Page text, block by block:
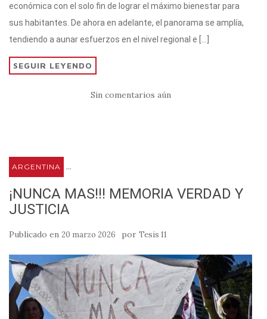
p
p
m o
o
ti
r
económica con el solo fin de lograr el máximo bienestar para
sus habitantes. De ahora en adelante, el panorama se amplía,
tendiendo a aunar esfuerzos en el nivel regional e […]
SEGUIR LEYENDO
Sin comentarios aún
ARGENTINA ...
¡NUNCA MAS!!! MEMORIA VERDAD Y
JUSTICIA
Publicado en 20 marzo 2026 por Tesis 11